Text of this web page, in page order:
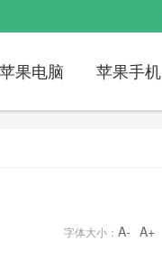
苹果电脑 苹果手机
字体大小： A- A+